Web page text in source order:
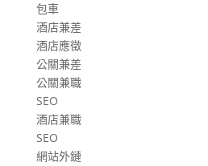
包車
酒店兼差
酒店應徵
公關兼差
公關兼職
SEO
酒店兼職
SEO
網站外鏈